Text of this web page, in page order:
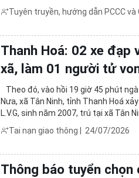
người có công với cách mạng và
Tuyên truyền, hướng dẫn PCCC và
Thanh Hoá: 02 xe đạp
xã, làm 01 người tử
Theo đó, vào hồi 19 giờ 45 phút
Nưa, xã Tân Ninh, tỉnh Thanh Hoá
L.V.G, sinh năm 2007, trú tại xã Tân
bà L.H.T, sinh năm 1949, trú ...
Tai nạn giao thông 24/07/2026
Thông báo tuyển chọn